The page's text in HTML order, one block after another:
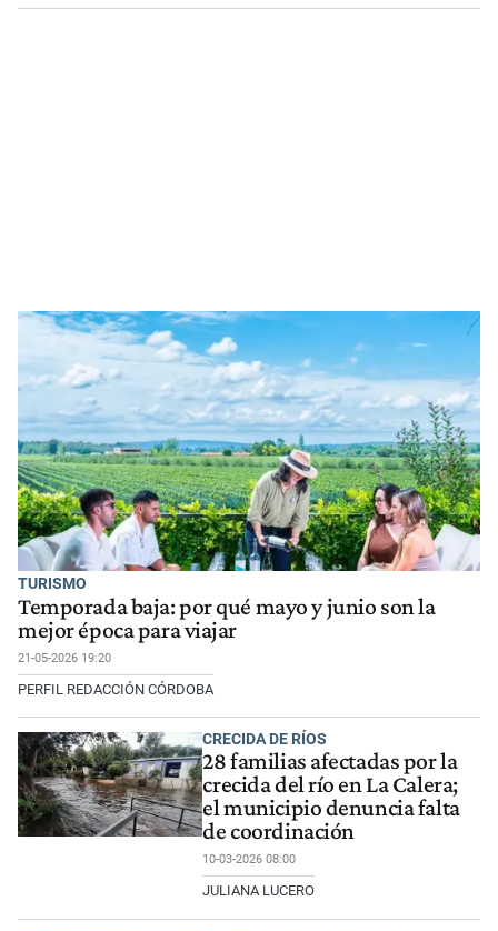
TURISMO
Temporada baja: por qué mayo y junio son la
mejor época para viajar
21-05-2026 19:20
PERFIL REDACCIÓN CÓRDOBA
CRECIDA DE RÍOS
28 familias afectadas por la
crecida del río en La Calera;
el municipio denuncia falta
de coordinación
10-03-2026 08:00
JULIANA LUCERO